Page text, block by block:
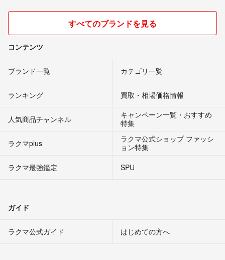
すべてのブランドを見る
コンテンツ
ブランド一覧 カテゴリ一覧
ランキング 買取・相場価格情報
人気商品チャンネル
キャンペーン一覧・おすすめ
特集
ラクマplus
ラクマ公式ショップ ファッシ
ョン特集
ラクマ最強鑑定
SPU
ガイド
ラクマ公式ガイド はじめての方へ